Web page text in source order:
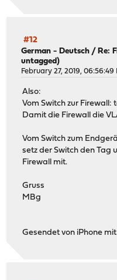
#12
German - Deutsch /Re:
untagged)
February 27, 2019, 06:56:49
Also:
Vom Switch zur Firewall:
Damit die Firewall die
Vom Switch zum
setz der Switch den Tag
Firewall mit.
Gruss
MBg
Gesendet von iPhone